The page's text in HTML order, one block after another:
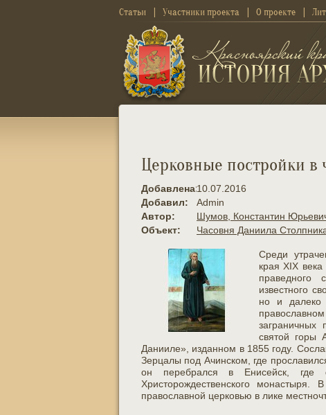
Статьи Участники проекта О проекте
Церковные постройки в
Добавлена:10.07.2016
Добавил:
Admin
Автор:
Шумов, Константин
Объект:
Часовня Даниила
Среди
края XIX
праведного
известного
но и далеко
заграничных
святой горы
Данииле», изданном в 1855 году.
Зерцалы под Ачинском, где
он перебрался в Енисейск, где
Христорождественского
православной церковью в лике